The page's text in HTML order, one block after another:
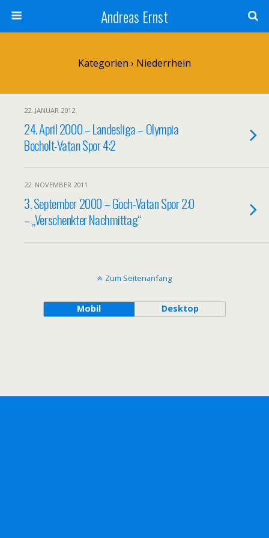
Andreas Ernst
Kategorien › Niederrhein
22. JANUAR 2012
24. April 2000 – Landesliga – Olympia
Bocholt-Vatan Spor 4:2
22. NOVEMBER 2011
3. September 2000 – Goch-Vatan Spor 2:0
– „Verschenkter Nachmittag“
Zum Seitenanfang
Mobil Desktop